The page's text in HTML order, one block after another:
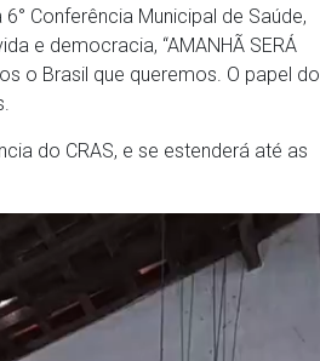
Conferência Municipal de Saúde,
e democracia, “AMANHÃ SERÁ
o Brasil que queremos. O papel do
do CRAS, e se estenderá até as